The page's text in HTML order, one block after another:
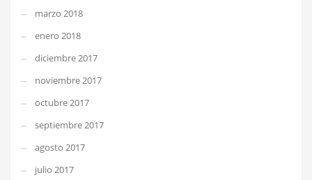
marzo 2018
enero 2018
diciembre 2017
noviembre 2017
octubre 2017
septiembre 2017
agosto 2017
julio 2017